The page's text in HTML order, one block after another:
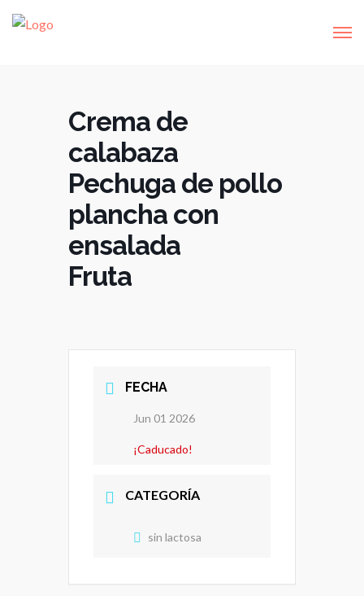
Crema de
calabaza
Pechuga de pollo
plancha con
ensalada
Fruta
FECHA
Jun 01 2026
¡Caducado!
CATEGORÍA
sin lactosa